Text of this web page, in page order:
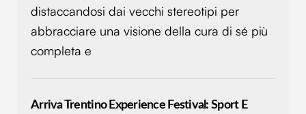
distaccandosi dai vecchi stereotipi per
abbracciare una visione della cura di sé più
completa e
Arriva Trentino Experience Festival: Sport E